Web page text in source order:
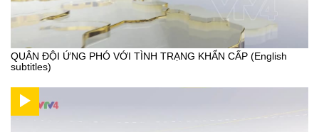
QUÂN ĐỘI ỨNG PHÓ VỚI TÌNH TRẠNG KHẨN CẤP (English
subtitles)